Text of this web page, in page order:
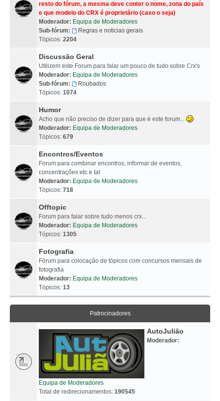
resto do fórum, a mesma deve conter o nome, zona do país
e que modelo do CRX é proprietário (caso o seja)
Moderador: Equipa de Moderadores
Sub-fórum:
Regras e noticias gerais
Tópicos: 2204
Discussão Geral
Utilizem este Forum para falar um pouco de tudo sobre Crx's
Moderador: Equipa de Moderadores
Sub-fórum:
Roubados
Tópicos: 1074
Humor
Acho que não preciso de dizer para que é este forum...
Moderador: Equipa de Moderadores
Tópicos: 679
Encontros/Eventos
Forum para combinar encontros, informar de eventos,
concentrações etc e tal
Moderador: Equipa de Moderadores
Tópicos: 718
Offtopic
Forum para falar sobre tudo menos crx...
Moderador: Equipa de Moderadores
Tópicos: 1305
Fotografia
Fórum para colocação de tópicos com concursos mensais de
fotografia
Moderador: Equipa de Moderadores
Tópicos: 13
Patrocinadores
AutoJulião
Moderador:
Equipa de Moderadores
Total de redirecionamentos: 190545